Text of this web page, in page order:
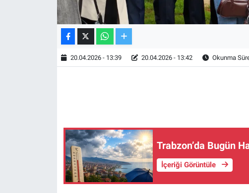
20.04.2026 - 13:39 20.04.2026 - 13:42 Okunma
Trabzon’da Bugün
İçeriği Görüntüle
EKONOMİ
POLİTİKA